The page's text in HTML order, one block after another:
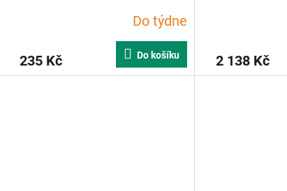
Do týdne
235 Kč Do košíku
5,0
2 138 Kč